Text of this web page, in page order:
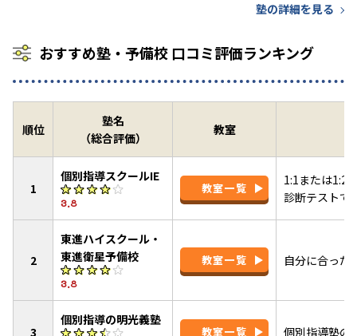
塾の詳細を見る
おすすめ塾・予備校 口コミ評価ランキング
順位
塾名
（総合評価）
教室
1
個別指導スクールIE
3.8
教室一覧
1:1または1:2
診断テストで
2
東進ハイスクール・
東進衛星予備校
3.8
教室一覧 自分に合った
3
個別指導の明光義塾
教室一覧 個別指導塾の